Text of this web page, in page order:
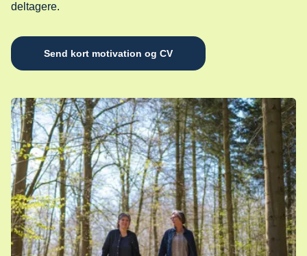
deltagere.
Send kort motivation og CV